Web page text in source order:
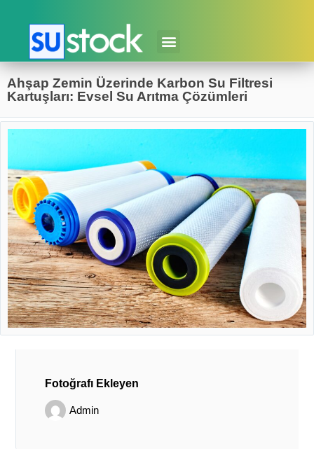
Ahşap Zemin Üzerinde Karbon Su Filtresi
Kartuşları: Evsel Su Arıtma Çözümleri
Fotoğrafı Ekleyen
Admin